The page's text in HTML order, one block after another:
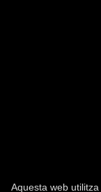
Aquesta web